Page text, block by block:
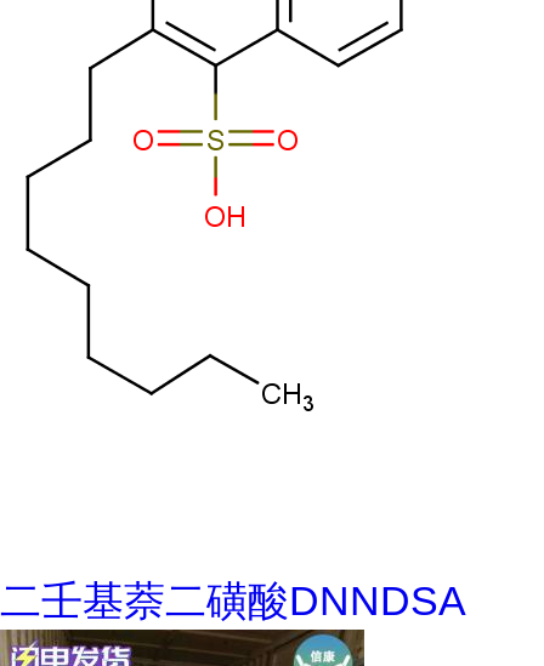
二壬基萘二磺酸DNNDSA